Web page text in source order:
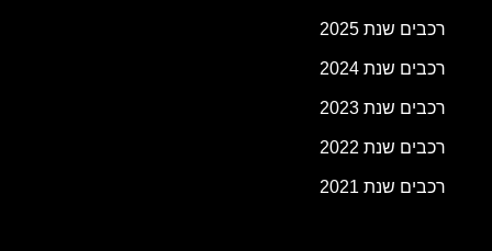
רכבים שנת 2025
רכבים שנת 2024
רכבים שנת 2023
רכבים שנת 2022
רכבים שנת 2021